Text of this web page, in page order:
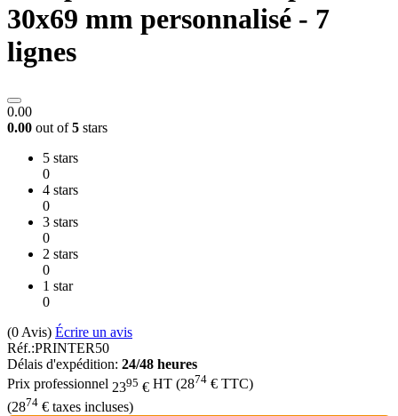
30x69 mm personnalisé - 7
lignes
0.00
0.00 out of5 stars
5 stars
0
4 stars
0
3 stars
0
2 stars
0
1 star
0
(0 Avis) Écrire un avis
Réf.:PRINTER50
Délais d'expédition: 24/48 heures
Prix professionnel 2395 € HT (2874 € TTC)
(2874 € taxes incluses)